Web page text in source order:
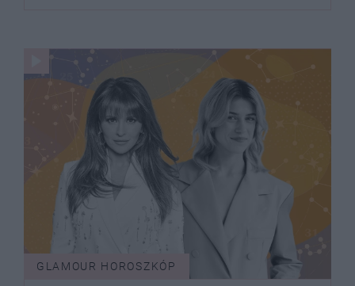
GLAMOUR HOROSZKÓP